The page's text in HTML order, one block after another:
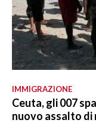
IMMIGRAZIONE
Ceuta, gli 007
nuovo assalto di